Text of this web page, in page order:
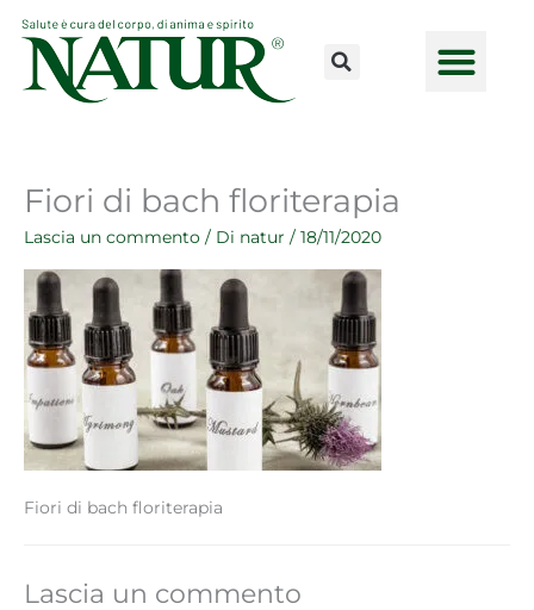
contenuto
Fiori di bach floriterapia
Lascia un commento / Di natur / 18/11/2020
Fiori di bach floriterapia
Lascia un commento